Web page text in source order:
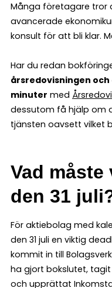
Många företagare tror
avancerade
konsult för att bli klar.
Har du redan
årsredovisningen och
minuter med
dessutom få hjälp om
tjänsten oavsett vilket
Vad måste
den 31
För aktiebolag med
den 31 juli en viktig
kommit in till
ha gjort bokslutet,
och upprättat